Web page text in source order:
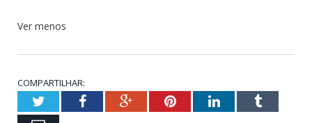
Ver menos
COMPARTILHAR:
TwitterFacebookGoogle+PinterestLinkedInTumblr